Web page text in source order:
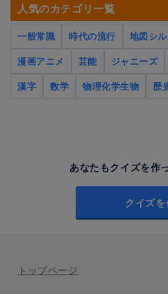
人気のカテゴリ一覧
一般常識 時代の流行 地図シ
漫画アニメ
芸能 ジャニーズ
漢字
数学 物理化学生物 歴
あなたもクイズを作
クイズを
トップページ